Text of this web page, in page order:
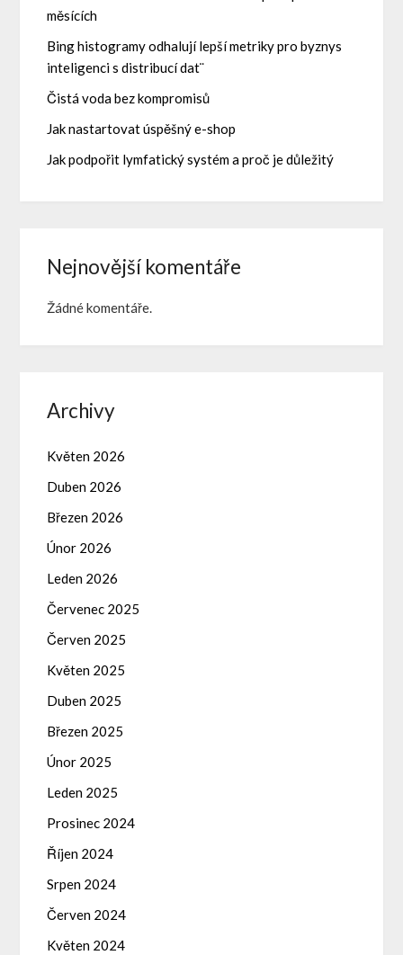
měsících
Bing histogramy odhalují lepší metriky pro byznys
inteligenci s distribucí dat¨
Čistá voda bez kompromisů
Jak nastartovat úspěšný e-shop
Jak podpořit lymfatický systém a proč je důležitý
Nejnovější komentáře
Žádné komentáře.
Archivy
Květen 2026
Duben 2026
Březen 2026
Únor 2026
Leden 2026
Červenec 2025
Červen 2025
Květen 2025
Duben 2025
Březen 2025
Únor 2025
Leden 2025
Prosinec 2024
Říjen 2024
Srpen 2024
Červen 2024
Květen 2024